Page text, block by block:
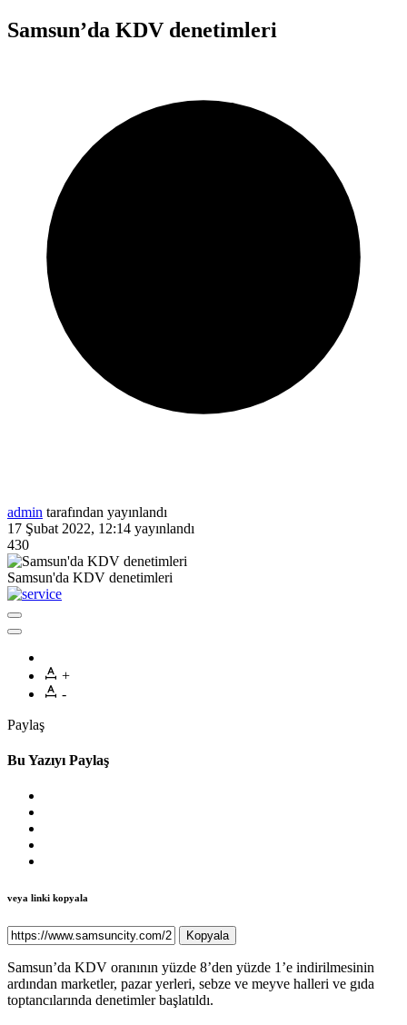
Samsun’da KDV denetimleri
admin tarafından yayınlandı
17 Şubat 2022, 12:14 yayınlandı
430
Samsun'da KDV denetimleri
+
-
Paylaş
Bu Yazıyı Paylaş
veya linki kopyala
Kopyala
Samsun’da KDV oranının yüzde 8’den yüzde 1’e indirilmesinin
ardından marketler, pazar yerleri, sebze ve meyve halleri ve gıda
toptancılarında denetimler başlatıldı.